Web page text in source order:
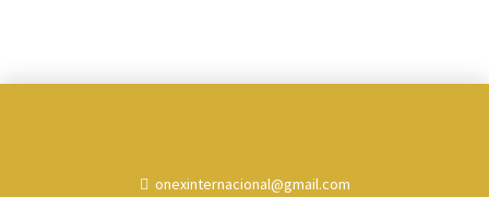
onexinternacional@gmail.com